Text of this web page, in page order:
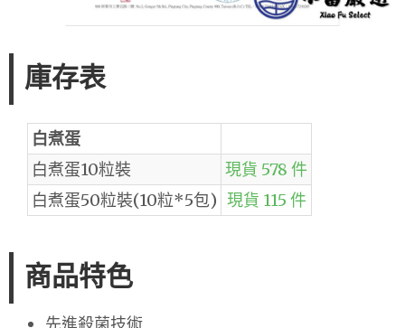
庫存表
白煮蛋
白煮蛋10粒裝
現貨 578 件
白煮蛋50粒裝(10粒*5包) 現貨 115 件
商品特色